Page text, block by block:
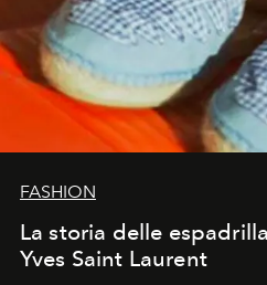
FASHION
La storia delle
Yves Saint Laurent